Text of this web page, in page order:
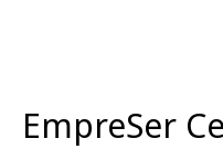
EmpreSer